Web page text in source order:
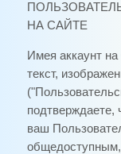
НА САЙТЕ
Имея аккаунт
текст,
подтверждаете,
ваш